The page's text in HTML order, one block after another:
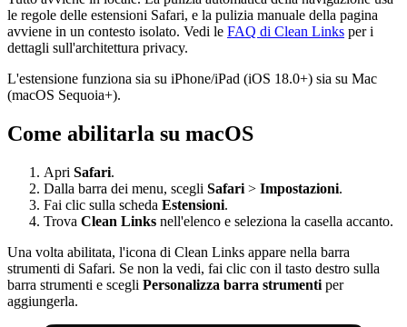
le regole delle estensioni Safari, e la pulizia manuale della pagina
avviene in un contesto isolato. Vedi le FAQ di Clean Links per i
dettagli sull'architettura privacy.
L'estensione funziona sia su iPhone/iPad (iOS 18.0+) sia su Mac
(macOS Sequoia+).
Come abilitarla su macOS
Apri Safari.
Dalla barra dei menu, scegli Safari > Impostazioni.
Fai clic sulla scheda Estensioni.
Trova Clean Links nell'elenco e seleziona la casella accanto.
Una volta abilitata, l'icona di Clean Links appare nella barra
strumenti di Safari. Se non la vedi, fai clic con il tasto destro sulla
barra strumenti e scegli Personalizza barra strumenti per
aggiungerla.